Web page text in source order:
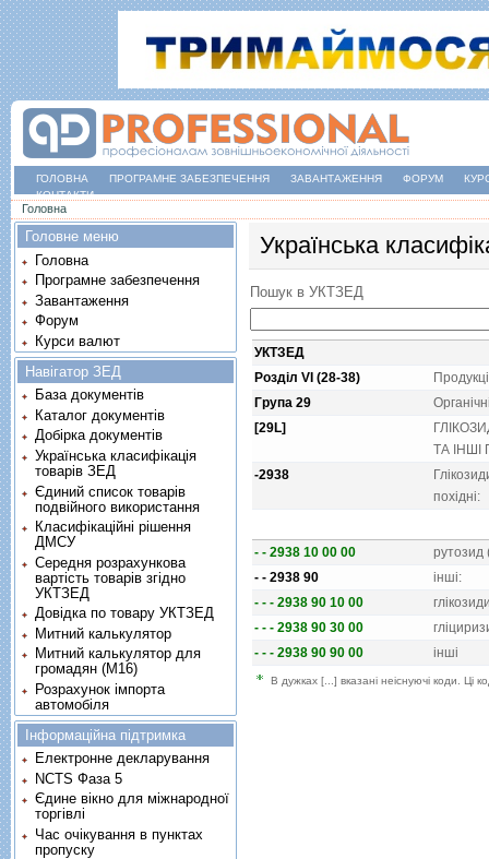
ГОЛОВНА ПРОГРАМНЕ ЗАБЕЗПЕЧЕННЯ ЗАВАНТАЖЕННЯ ФОРУМ
КОНТАКТИ
Ви є тут
Головна
Українська
Пошук в УКТЗЕД
УКТЗЕД
Розділ VI (28-38)
Група 29
[29L]
ТА IНШI
-2938
похiднi:
- - 2938 10 00 00
рутозид
- - 2938 90
iншi:
- - - 2938 90 10 00
- - - 2938 90 30 00
- - - 2938 90 90 00
iншi
В дужках [...] вказані неіснуючі коди. Ці
Головне меню
Головна
Програмне забезпечення
Завантаження
Форум
Курси валют
Навігатор ЗЕД
База документів
Каталог документів
Добірка документів
Українська класифікація
товарів ЗЕД
Єдиний список товарів
подвійного використання
Класифікаційні рішення
ДМСУ
Середня розрахункова
вартість товарів згідно
УКТЗЕД
Довідка по товару УКТЗЕД
Митний калькулятор
Митний калькулятор для
громадян (М16)
Розрахунок імпорта
автомобіля
Інформаційна підтримка
Електронне декларування
NCTS Фаза 5
Єдине вікно для міжнародної
торгівлі
Час очікування в пунктах
пропуску